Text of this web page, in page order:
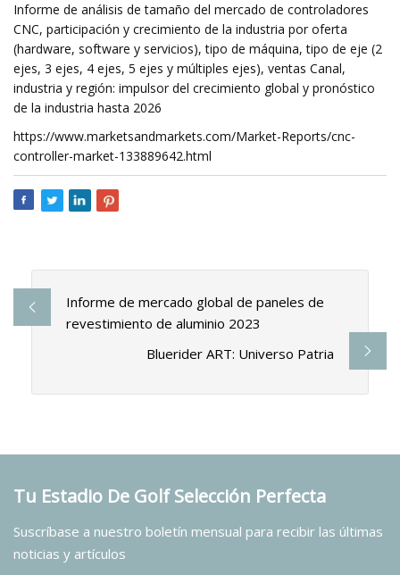
Informe de análisis de tamaño del mercado de controladores
CNC, participación y crecimiento de la industria por oferta
(hardware, software y servicios), tipo de máquina, tipo de eje (2
ejes, 3 ejes, 4 ejes, 5 ejes y múltiples ejes), ventas Canal,
industria y región: impulsor del crecimiento global y pronóstico
de la industria hasta 2026
https://www.marketsandmarkets.com/Market-Reports/cnc-
controller-market-133889642.html
Informe de mercado global de paneles de
revestimiento de aluminio 2023
Bluerider ART: Universo Patria
Tu Estadio De Golf Selección Perfecta
Suscríbase a nuestro boletín mensual para recibir las últimas
noticias y artículos